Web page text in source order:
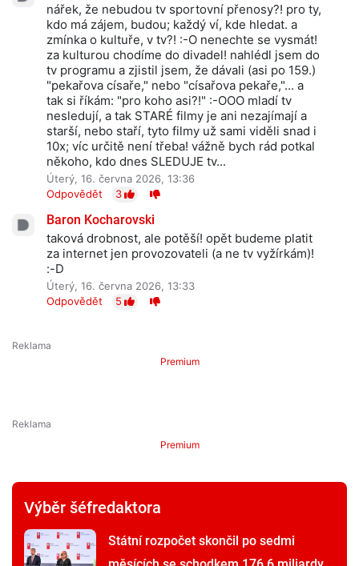
nářek, že nebudou tv sportovní přenosy?! pro ty,
kdo má zájem, budou; každý ví, kde hledat. a
zmínka o kultuře, v tv?! :-O nenechte se vysmát!
za kulturou chodíme do divadel! nahlédl jsem do
tv programu a zjistil jsem, že dávali (asi po 159.)
"pekařova císaře," nebo "císařova pekaře,"... a
tak si říkám: "pro koho asi?!" :-OOO mladí tv
nesledují, a tak STARÉ filmy je ani nezajímají a
starší, nebo staří, tyto filmy už sami viděli snad i
10x; víc určitě není třeba! vážně bych rád potkal
někoho, kdo dnes SLEDUJE tv...
Úterý, 16. června 2026, 13:36
Odpovědět
3
Baron Kocharovski
taková drobnost, ale potěší! opět budeme platit
za internet jen provozovateli (a ne tv vyžírkám)!
:-D
Úterý, 16. června 2026, 13:33
Odpovědět
5
Premium
Premium
Výběr šéfredaktora
Státní rozpočet skončil po sedmi